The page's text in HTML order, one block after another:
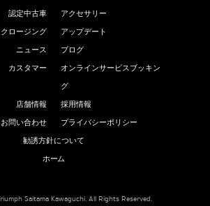
認定中古車
アクセサリー
クロージング
アップデート
ニュース
ブログ
カスタマー
オンラインサービスブッキン
グ
店舗情報
採用情報
お問い合わせ
プライバシーポリシー
勧誘方針について
ホーム
Saitama Kawaguchi. All Rights Reserved.